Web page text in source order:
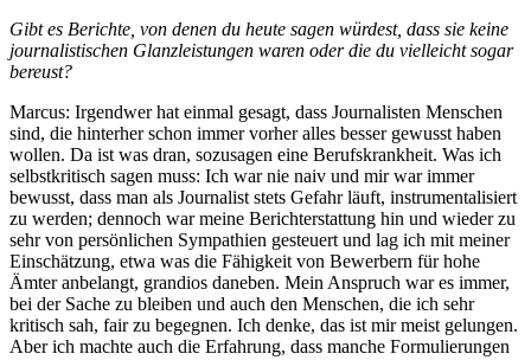
Gibt es Berichte, von denen du heute sagen würdest, dass sie keine
journalistischen Glanzleistungen waren oder die du vielleicht sogar
bereust?
Marcus: Irgendwer hat einmal gesagt, dass Journalisten Menschen
sind, die hinterher schon immer vorher alles besser gewusst haben
wollen. Da ist was dran, sozusagen eine Berufskrankheit. Was ich
selbstkritisch sagen muss: Ich war nie naiv und mir war immer
bewusst, dass man als Journalist stets Gefahr läuft, instrumentalisiert
zu werden; dennoch war meine Berichterstattung hin und wieder zu
sehr von persönlichen Sympathien gesteuert und lag ich mit meiner
Einschätzung, etwa was die Fähigkeit von Bewerbern für hohe
Ämter anbelangt, grandios daneben. Mein Anspruch war es immer,
bei der Sache zu bleiben und auch den Menschen, die ich sehr
kritisch sah, fair zu begegnen. Ich denke, das ist mir meist gelungen.
Aber ich machte auch die Erfahrung, dass manche Formulierungen